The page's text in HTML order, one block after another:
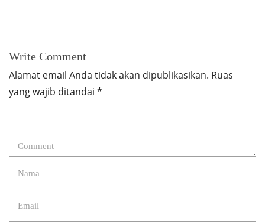
Write Comment
Alamat email Anda tidak akan dipublikasikan. Ruas
yang wajib ditandai *